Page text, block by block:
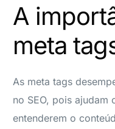
A
meta
As meta tags
no SEO, pois ajudam
entenderem o